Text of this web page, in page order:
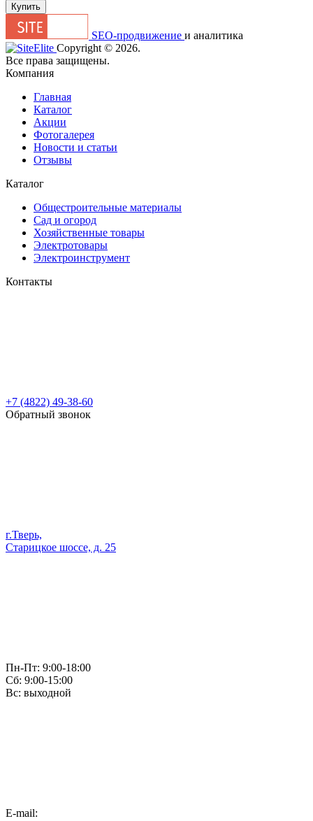
Купить
SEO-продвижение и аналитика
Сopyright © 2026.
Все права защищены.
Компания
Главная
Каталог
Акции
Фотогалерея
Новости и статьи
Отзывы
Каталог
Общестроительные материалы
Сад и огород
Хозяйственные товары
Электротовары
Электроинструмент
Контакты
+7 (4822) 49-38-60
Обратный звонок
г.Тверь,
Старицкое шоссе, д. 25
Пн-Пт: 9:00-18:00
Сб: 9:00-15:00
Вс: выходной
E-mail: